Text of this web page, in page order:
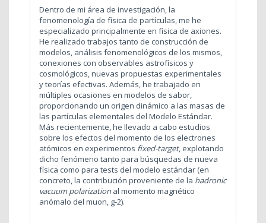
Dentro de mi área de investigación, la
fenomenología de física de partículas, me he
especializado principalmente en física de axiones.
He realizado trabajos tanto de construcción de
modelos, análisis fenomenológicos de los mismos,
conexiones con observables astrofísicos y
cosmológicos, nuevas propuestas experimentales
y teorías efectivas. Además, he trabajado en
múltiples ocasiones en modelos de sabor,
proporcionando un origen dinámico a las masas de
las partículas elementales del Modelo Estándar.
Más recientemente, he llevado a cabo estudios
sobre los efectos del momento de los electrones
atómicos en experimentos fixed-target, explotando
dicho fenómeno tanto para búsquedas de nueva
física como para tests del modelo estándar (en
concreto, la contribución proveniente de la hadronic
vacuum polarizational momento magnético
anómalo del muon, g-2).